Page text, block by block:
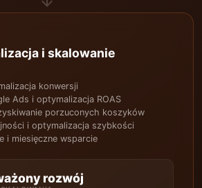
i skalowanie
konwersji
Ads i optymalizacja ROAS
porzuconych koszyków
i optymalizacja szybkości
i miesięczne wsparcie
rozwój